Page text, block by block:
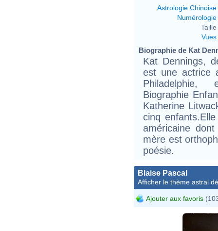
Astrologie Chinoise
Numérologie
Taille
Vues
Biographie de Kat
Kat Dennings,
est une actrice
Philadelphie,
Biographie
Katherine
cinq
américaine
mère est
poésie.
Blaise Pascal
Afficher le thème astral
Ajouter aux favoris